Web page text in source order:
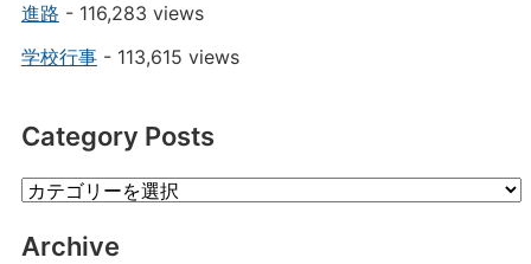
進路 - 116,283 views
学校行事- 113,615 views
Category Posts
Category
Archive